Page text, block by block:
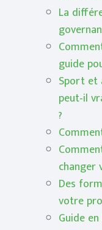
La
guide
Sport et
peut-il
?
changer
Des
votre
Guide